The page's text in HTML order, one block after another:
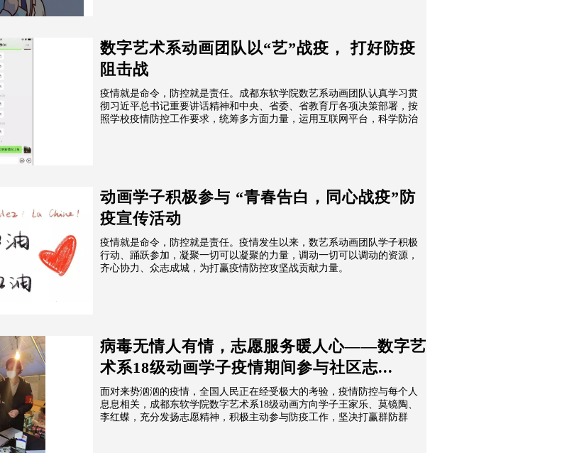
数字艺术系动画团队以“艺”战疫， 打好防疫
阻击战
疫情就是命令，防控就是责任。成都东软学院数艺系动画团队认真学习贯
彻习近平总书记重要讲话精神和中央、省委、省教育厅各项决策部署，按
照学校疫情防控工作要求，统筹多方面力量，运用互联网平台，科学防治
动画学子积极参与 “青春告白，同心战疫”防
疫宣传活动
疫情就是命令，防控就是责任。疫情发生以来，数艺系动画团队学子积极
行动、踊跃参加，凝聚一切可以凝聚的力量，调动一切可以调动的资源，
齐心协力、众志成城，为打赢疫情防控攻坚战贡献力量。
病毒无情人有情，志愿服务暖人心——数字艺
术系18级动画学子疫情期间参与社区志...
面对来势汹汹的疫情，全国人民正在经受极大的考验，疫情防控与每个人
息息相关，成都东软学院数字艺术系18级动画方向学子王家乐、莫镜陶、
李红蝶，充分发扬志愿精神，积极主动参与防疫工作，坚决打赢群防群